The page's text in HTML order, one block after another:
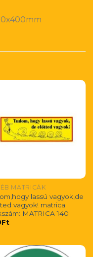
MATRICÁK
lassú vagyok,de
vagyok! matrica
MATRICA 140
Ft